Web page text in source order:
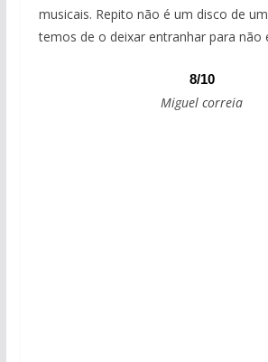
musicais. Repito não é um disco de
temos de o deixar entranhar para não
8/10
Miguel correia